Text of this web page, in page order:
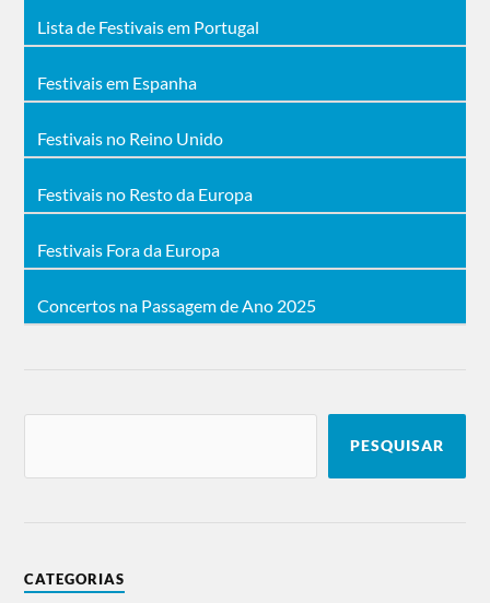
Lista de Festivais em Portugal
Festivais em Espanha
Festivais no Reino Unido
Festivais no Resto da Europa
Festivais Fora da Europa
Concertos na Passagem de Ano 2025
PESQUISAR
CATEGORIAS